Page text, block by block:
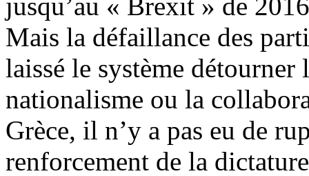
Mais la défaillance des
laissé le système
nationalisme ou la
Grèce, il n’y a pas eu de
renforcement de la